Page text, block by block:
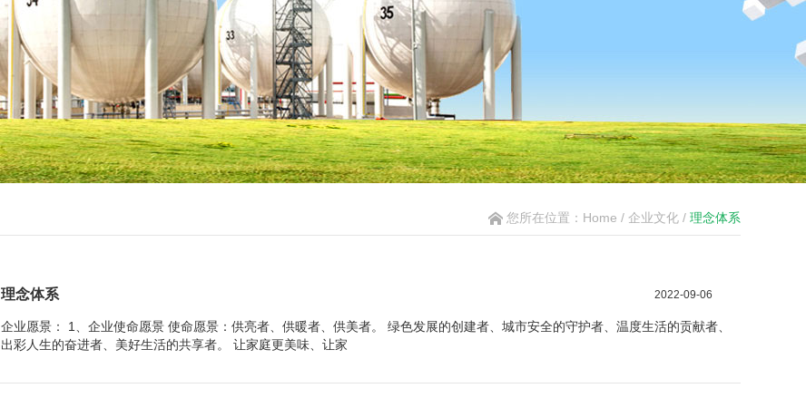
您所在位置：Home / 企业文化 / 理念体系
理念体系 2022-09-06
企业愿景： 1、企业使命愿景 使命愿景：供亮者、供暖者、供美者。 绿色发展的创建者、城市安全的守护者、温度生活的贡献者、
出彩人生的奋进者、美好生活的共享者。 让家庭更美味、让家